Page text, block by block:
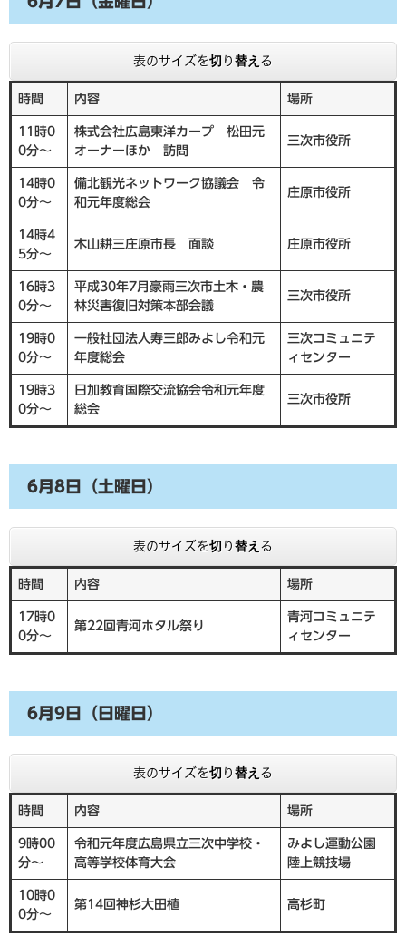
表のサイズを切り替える
時間 内容 場所
11時0
0分～
株式会社広島東洋カープ 松田元
オーナーほか 訪問
三次市役所
14時0
0分～
備北観光ネットワーク協議会 令
和元年度総会
庄原市役所
14時4
5分～
木山耕三庄原市長 面談 庄原市役所
16時3
0分～
平成30年7月豪雨三次市土木・農
林災害復旧対策本部会議
三次市役所
19時0
0分～
一般社団法人寿三郎みよし令和元
年度総会
三次コミュニテ
ィセンター
19時3
0分～
日加教育国際交流協会令和元年度
総会
三次市役所
6月8日（土曜日）
表のサイズを切り替える
時間 内容 場所
17時0
0分～
第22回青河ホタル祭り
青河コミュニテ
ィセンター
6月9日（日曜日）
表のサイズを切り替える
時間 内容 場所
9時00
分～
令和元年度広島県立三次中学校・
高等学校体育大会
みよし運動公園
陸上競技場
10時0
0分～
第14回神杉大田植 高杉町